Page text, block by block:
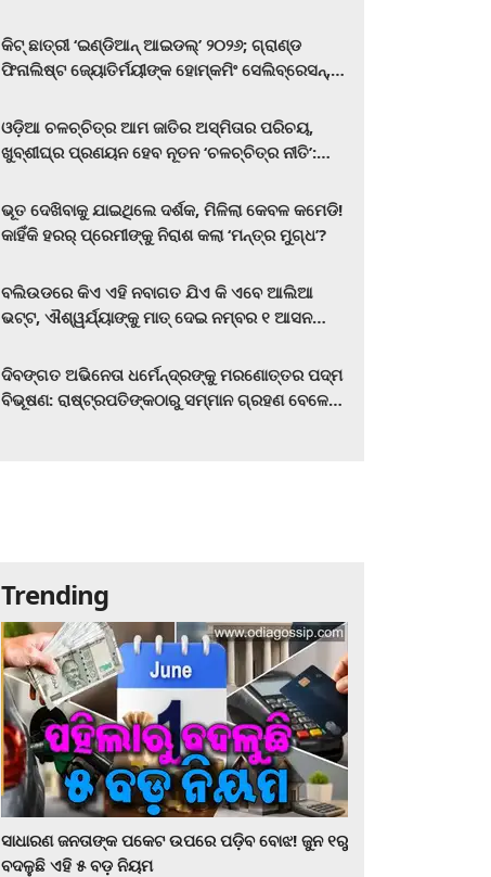
କିଟ୍‍ ଛାତ୍ରୀ ‘ଇଣ୍ଡିଆନ୍ ଆଇଡଲ୍‌’ ୨୦୨୬; ଗ୍ରାଣ୍ଡ
ଫିନାଲିଷ୍ଟ ଜ୍ୟୋତିର୍ମୟୀଙ୍କ ହୋମ୍‍କମିଂ ସେଲିବ୍ରେସନ୍‍,
ଓଡ଼ିଆ ଚଳଚ୍ଚିତ୍ର ଆମ ଜାତିର ଅସ୍ମିତାର ପରିଚୟ,
ଖୁବ୍‌ଶୀଘ୍ର ପ୍ରଣୟନ ହେବ ନୂତନ ‘ଚଳଚ୍ଚିତ୍ର ନୀତି’:
ଭୂତ ଦେଖିବାକୁ ଯାଇଥିଲେ ଦର୍ଶକ, ମିଳିଲା କେବଳ କମେଡି!
କାହିଁକି ହରର୍‌ ପ୍ରେମୀଙ୍କୁ ନିରାଶ କଲା ‘ମନ୍ତ୍ର ମୁଗ୍ଧ’?
ବଲିଉଡରେ କିଏ ଏହି ନବାଗତ ଯିଏ କି ଏବେ ଆଲିଆ
ଭଟ୍ଟ, ଐଶ୍ୱର୍ଯ୍ୟାଙ୍କୁ ମାତ୍‌ ଦେଇ ନମ୍ବର ୧ ଆସନ
ଦିବଙ୍ଗତ ଅଭିନେତା ଧର୍ମେନ୍ଦ୍ରଙ୍କୁ ମରଣୋତ୍ତର ପଦ୍ମ
ବିଭୂଷଣ: ରାଷ୍ଟ୍ରପତିଙ୍କଠାରୁ ସମ୍ମାନ ଗ୍ରହଣ ବେଳେ
Trending
ସାଧାରଣ ଜନତାଙ୍କ ପକେଟ ଉପରେ ପଡ଼ିବ ବୋଝ! ଜୁନ ୧ରୁ
ବଦଳୁଛି ଏହି ୫ ବଡ଼ ନିୟମ